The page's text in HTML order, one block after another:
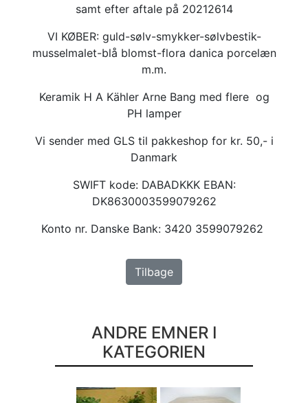
samt efter aftale på 20212614
VI KØBER: guld-sølv-smykker-sølvbestik-
musselmalet-blå blomst-flora danica porcelæn
m.m.
Keramik H A Kähler Arne Bang med flere og
PH lamper
Vi sender med GLS til pakkeshop for kr. 50,- i
Danmark
SWIFT kode: DABADKKK EBAN:
DK8630003599079262
Konto nr. Danske Bank: 3420 3599079262
Tilbage
ANDRE EMNER I
KATEGORIEN